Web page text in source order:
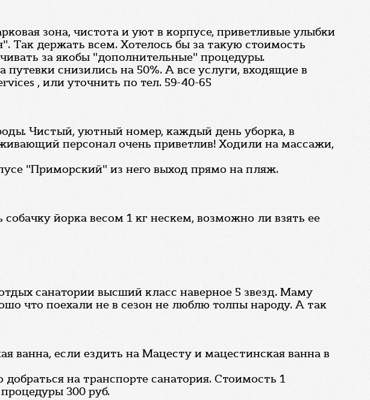
зона, чистота и уют в корпусе, приветливые улыбки
Так держать всем. Хотелось бы за такую стоимость
за якобы "дополнительные" процедуры.
снизились на 50%. А все услуги, входящие в
, или уточнить по тел. 59-40-65
Чистый, уютный номер, каждый день уборка, в
персонал очень приветлив! Ходили на массажи,
"Приморский" из него выход прямо на пляж.
йорка весом 1 кг нескем, возможно ли взять ее
санатории высший класс наверное 5 звезд. Маму
что поехали не в сезон не люблю толпы народу. А так
ванна, если ездить на Мацесту и мацестинская ванна в
на транспорте санатория. Стоимость 1
300 руб.